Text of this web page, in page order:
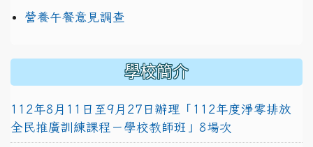
營養午餐意見調查
學校簡介
112年8月11日至9月27日辦理「112年度淨零排放
全民推廣訓練課程－學校教師班」8場次